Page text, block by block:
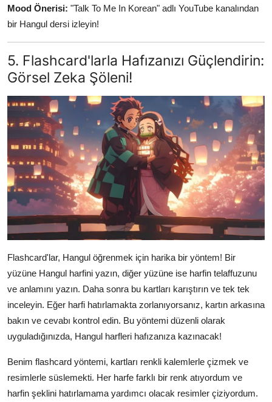
Mood Önerisi: "Talk To Me In Korean" adlı YouTube kanalından
bir Hangul dersi izleyin!
5. Flashcard'larla Hafızanızı Güçlendirin:
Görsel Zeka Şöleni!
Flashcard'lar, Hangul öğrenmek için harika bir yöntem! Bir
yüzüne Hangul harfini yazın, diğer yüzüne ise harfin telaffuzunu
ve anlamını yazın. Daha sonra bu kartları karıştırın ve tek tek
inceleyin. Eğer harfi hatırlamakta zorlanıyorsanız, kartın arkasına
bakın ve cevabı kontrol edin. Bu yöntemi düzenli olarak
uyguladığınızda, Hangul harfleri hafızanıza kazınacak!
Benim flashcard yöntemi, kartları renkli kalemlerle çizmek ve
resimlerle süslemekti. Her harfe farklı bir renk atıyordum ve
harfin şeklini hatırlamama yardımcı olacak resimler çiziyordum.